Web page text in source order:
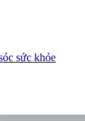
sức khỏe